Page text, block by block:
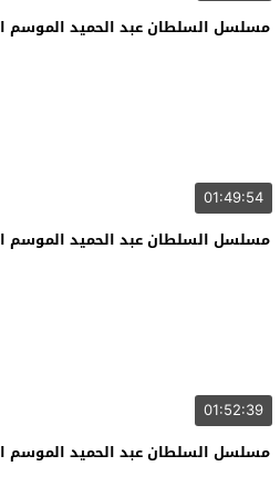
مسلسل السلطان عبد الحميد الموسم
01:49:54
مسلسل السلطان عبد الحميد الموسم
01:52:39
مسلسل السلطان عبد الحميد الموسم